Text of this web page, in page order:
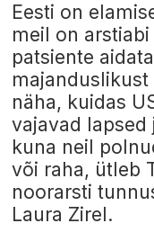
Eesti on
meil on
patsiente
näha, kuidas
vajavad lapsed
kuna neil
või raha, ütleb
noorarsti
Laura Zirel.